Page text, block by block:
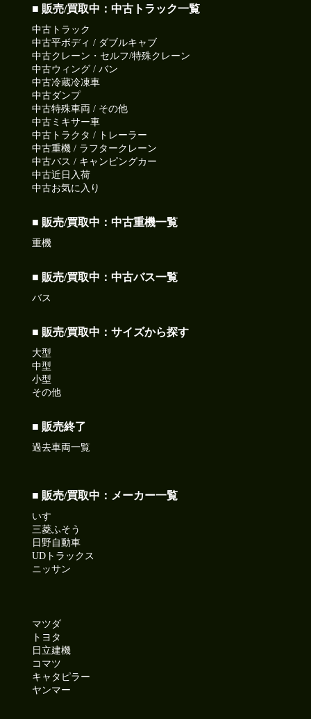
■ 販売/買取中：中古トラック一覧
中古トラック
中古平ボディ / ダブルキャブ
中古クレーン・セルフ/特殊クレーン
中古ウィング / バン
中古冷蔵冷凍車
中古ダンプ
中古特殊車両 / その他
中古ミキサー車
中古トラクタ / トレーラー
中古重機 / ラフタークレーン
中古バス / キャンピングカー
中古近日入荷
中古お気に入り
■ 販売/買取中：中古重機一覧
重機
■ 販売/買取中：中古バス一覧
バス
■ 販売/買取中：サイズから探す
大型
中型
小型
その他
■ 販売終了
過去車両一覧
■ 販売/買取中：メーカー一覧
いすゞ
三菱ふそう
日野自動車
UDトラックス
ニッサン
マツダ
トヨタ
日立建機
コマツ
キャタピラー
ヤンマー